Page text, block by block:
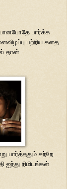
பார்க்க
பற்றிய கதை
தான்
பார்த்ததும் சற்றே
ஐந்து நிமிடங்கள்